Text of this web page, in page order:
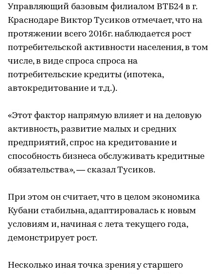
Управляющий базовым филиалом ВТБ24 в г.
Краснодаре Виктор Тусиков отмечает, что на
протяжении всего 2016г. наблюдается рост
потребительской активности населения, в том
числе, в виде спроса спроса на
потребительские кредиты (ипотека,
автокредитование и т.д.).
«Этот фактор напрямую влияет и на деловую
активность, развитие малых и средних
предприятий, спрос на кредитование и
способность бизнеса обслуживать кредитные
обязательства», — сказал Тусиков.
При этом он считает, что в целом экономика
Кубани стабильна, адаптировалась к новым
условиям и, начиная с лета текущего года,
демонстрирует рост.
Несколько иная точка зрения у старшего